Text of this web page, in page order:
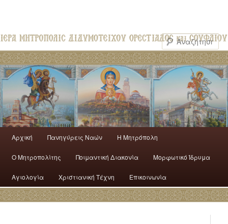
Αρχική Πανηγύρεις Ναών H Mητρόπολη
Ο Mητροπολίτης Ποιμαντική Διακονία Μορφωτικό Ίδρυμα
Αγιολογία Χριστιανική Τέχνη Επικοινωνία